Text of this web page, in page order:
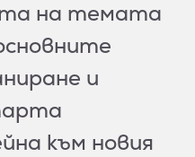
на темата
и
към новия